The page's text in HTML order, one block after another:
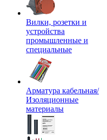
Вилки, розетки и
устройства
промышленные и
специальные
Арматура кабельная/
Изоляционные
материалы